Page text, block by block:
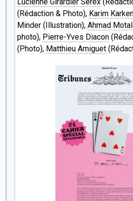
(Rédaction & Photo), Karim
Minder (Illustration), Ahmad
photo), Pierre-Yves Diacon
(Photo), Matthieu Amiguet